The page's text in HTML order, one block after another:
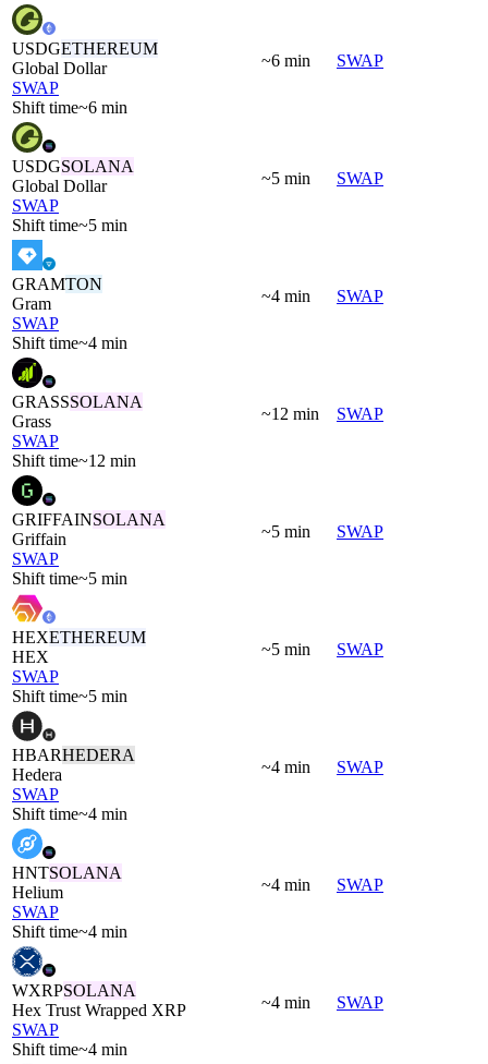
USDGETHEREUM
Global Dollar
SWAP
Shift time~6 min
~6 min SWAP
USDGSOLANA
Global Dollar
SWAP
Shift time~5 min
~5 min SWAP
GRAMTON
Gram
SWAP
Shift time~4 min
~4 min SWAP
GRASSSOLANA
Grass
SWAP
Shift time~12 min
~12 min SWAP
GRIFFAINSOLANA
Griffain
SWAP
Shift time~5 min
~5 min SWAP
HEXETHEREUM
HEX
SWAP
Shift time~5 min
~5 min SWAP
HBARHEDERA
Hedera
SWAP
Shift time~4 min
~4 min SWAP
HNTSOLANA
Helium
SWAP
Shift time~4 min
~4 min SWAP
WXRPSOLANA
Hex Trust Wrapped XRP
SWAP
Shift time~4 min
~4 min SWAP